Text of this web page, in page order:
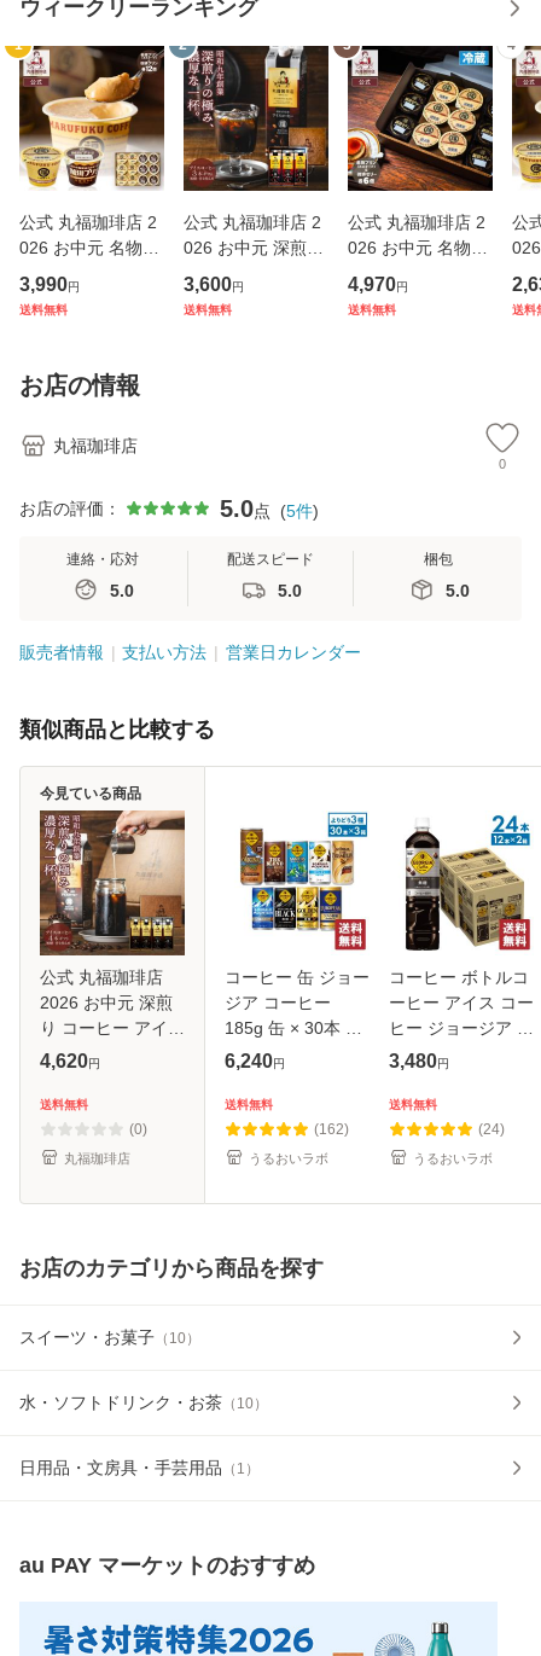
ウィークリーランキング
1
公式 丸福珈琲店 2
026 お中元 名物プ
リン 珈琲プリン2
種12個詰合せ 食べ
老舗の味 ギフト 贈
答 帰省
3,990円
送料無料
2
公式 丸福珈琲店 2
026 お中元 深煎り
コーヒー アイス 3
本セット 伝承リキ
3,600円
送料無料
3
公式 丸福珈琲店 2
026 お中元 名物プ
リン6個とコーヒー
ゼリー6個 セット
4,970円
送料無料
4
公
ス
べ
送料
お店の情報
丸福珈琲店
0
お店の評価： 5.0点 (5件)
連絡・応対
5.0
配送スピード
5.0
梱包
5.0
販売者情報 支払い方法 営業日カレンダー
類似商品と比較する
公式 丸福珈琲店
2026 お中元 深煎
り コーヒー アイス
4本セット 伝承リ
控えめ 選択可 昭和
九年創業 ギフト 贈
答 帰省
4,620円
送料無料
(0)
丸福珈琲店
今見ている商品
コーヒー 缶 ジョー
ジア コーヒー
185g 缶 × 30本 入
各種 選べる 3箱
6,240円
送料無料
(162)
うるおいラボ
コーヒー ボトルコ
ーヒー アイス コー
ヒー ジョージア 深
み焙煎 贅沢ブラッ
× 12本 × 2箱 【送
料無料】
3,480円
送料無料
(24)
うるおいラボ
お店のカテゴリから商品を探す
スイーツ・お菓子 （ 10）
水・ソフトドリンク・お茶 （ 10）
日用品・文房具・手芸用品 （ 1 ）
au PAY マーケットのおすすめ